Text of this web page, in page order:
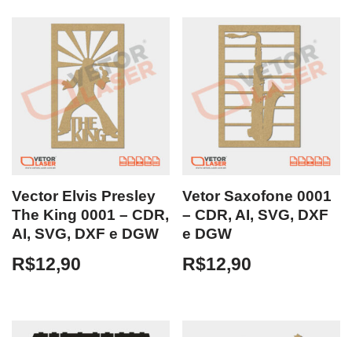
Vector Elvis Presley
The King 0001 – CDR,
AI, SVG, DXF e DGW
R$12,90
Vetor Saxofone 0001
– CDR, AI, SVG, DXF
e DGW
R$12,90